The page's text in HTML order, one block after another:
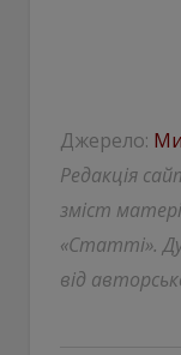
Джерело:
Редакція
зміст
«Статті».
від